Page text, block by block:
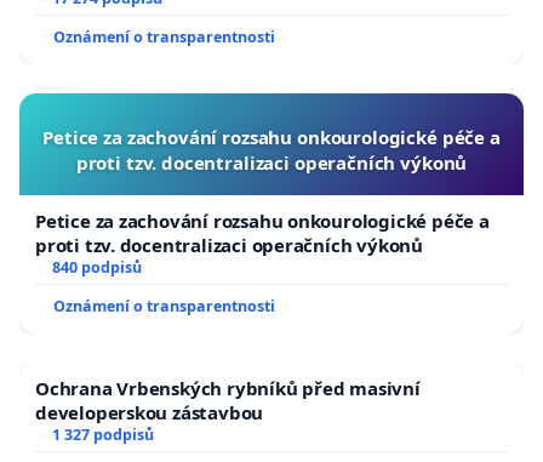
Oznámení o transparentnosti
Petice za zachování rozsahu onkourologické péče a
proti tzv. docentralizaci operačních výkonů
Petice za zachování rozsahu onkourologické péče a
proti tzv. docentralizaci operačních výkonů
840 podpisů
Oznámení o transparentnosti
Ochrana Vrbenských rybníků před masivní
developerskou zástavbou
1 327 podpisů